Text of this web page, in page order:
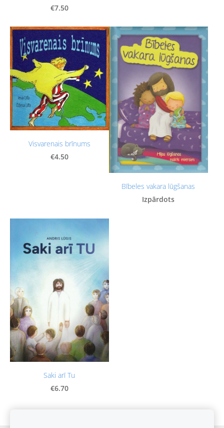
€7.50
Visvarenais brīnums
€4.50
Bībeles vakara lūgšanas
Izpārdots
Saki arī Tu
€6.70